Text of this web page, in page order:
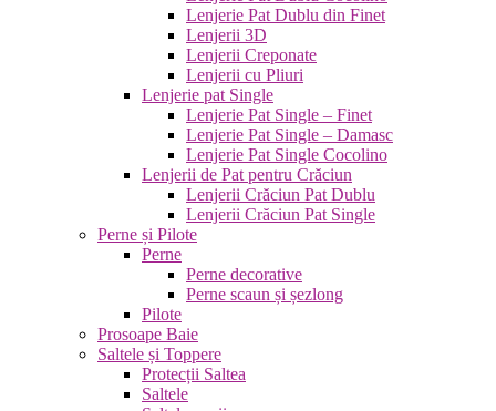
Lenjerie Pat Dublu din Finet
Lenjerii 3D
Lenjerii Creponate
Lenjerii cu Pliuri
Lenjerie pat Single
Lenjerie Pat Single – Finet
Lenjerie Pat Single – Damasc
Lenjerie Pat Single Cocolino
Lenjerii de Pat pentru Crăciun
Lenjerii Crăciun Pat Dublu
Lenjerii Crăciun Pat Single
Perne și Pilote
Perne
Perne decorative
Perne scaun și șezlong
Pilote
Prosoape Baie
Saltele și Toppere
Protecții Saltea
Saltele